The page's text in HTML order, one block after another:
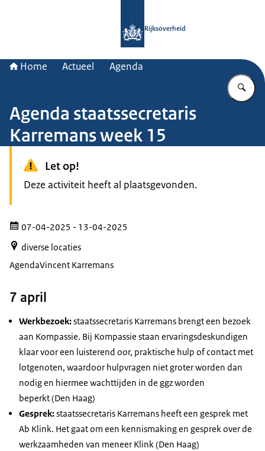
Rijksoverheid
Home Actueel Agenda
Agenda staatssecretaris
Karremans week 15
Let op!
Deze activiteit heeft al plaatsgevonden.
07-04-2025 - 13-04-2025
diverse locaties
AgendaVincent Karremans
7 april
Werkbezoek:staatssecretaris Karremans brengt een bezoek
aan Kompassie. Bij Kompassie staan ervaringsdeskundigen
klaar voor een luisterend oor, praktische hulp of contact met
lotgenoten, waardoor hulpvragen niet groter worden dan
nodig en hiermee wachttijden in de ggz worden
beperkt (Den Haag)
Gesprek:staatssecretaris Karremans heeft een gesprek met
Ab Klink. Het gaat om een kennismaking en gesprek over de
werkzaamheden van meneer Klink (Den Haag)